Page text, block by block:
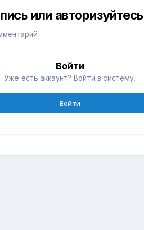
или авторизуйтесь
Войти
Уже есть аккаунт? Войти в систему.
Войти